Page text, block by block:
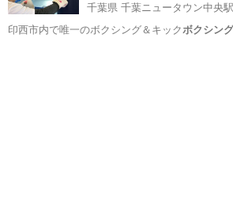
千葉県 千葉ニュータウン中央駅
印西市内で唯一のボクシング＆キック ボクシン